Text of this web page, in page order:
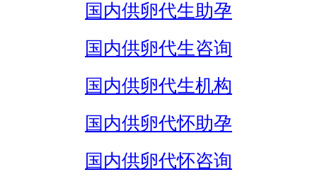
国内供卵代生助孕
国内供卵代生咨询
国内供卵代生机构
国内供卵代怀助孕
国内供卵代怀咨询